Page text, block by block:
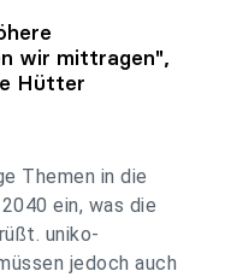
wir mittragen",
Hütter
Themen in die
ein, was die
uniko-
jedoch auch